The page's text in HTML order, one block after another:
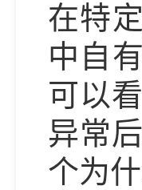
在特
中自
可以
异常
个为